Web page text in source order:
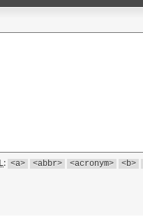
: <a> <abbr> <acronym> <b>